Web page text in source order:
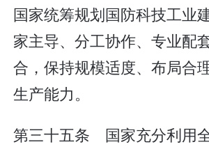
国家统筹规划国防科技工业
家主导、分工协作、专业配
合，保持规模适度、布局合
生产能力。
第三十五条 国家充分利用